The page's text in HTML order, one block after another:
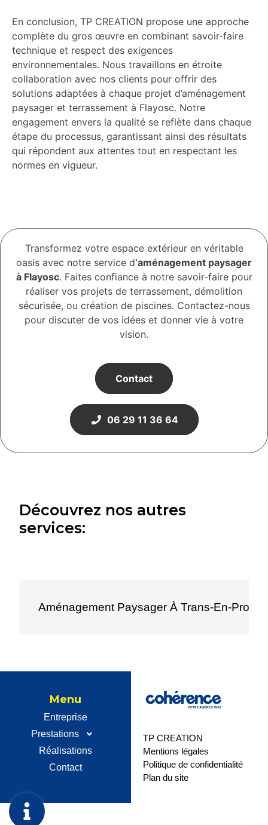
En conclusion, TP CREATION propose une approche
complète du gros œuvre en combinant savoir-faire
technique et respect des exigences
environnementales. Nous travaillons en étroite
collaboration avec nos clients pour offrir des
solutions adaptées à chaque projet d’aménagement
paysager et terrassement à Flayosc. Notre
engagement envers la qualité se reflète dans chaque
étape du processus, garantissant ainsi des résultats
qui répondent aux attentes tout en respectant les
normes en vigueur.
Transformez votre espace extérieur en véritable
oasis avec notre service d‘aménagement paysager
à Flayosc. Faites confiance à notre savoir-faire pour
réaliser vos projets de terrassement, démolition
sécurisée, ou création de piscines. Contactez-nous
pour discuter de vos idées et donner vie à votre
vision.
Contact
06 29 11 36 64
Découvrez nos autres
services:
Aménagement Paysager À Trans-En-
Menu
Entreprise
Prestations
Réalisations
Contact
TP CREATION
Mentions légales
Politique de confidentialité
Plan du site